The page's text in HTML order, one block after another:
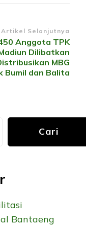
Artikel Selanjutnya
Anggota TPK
Dilibatkan
MBG
Bumil dan Balita
Cari
Bantaeng